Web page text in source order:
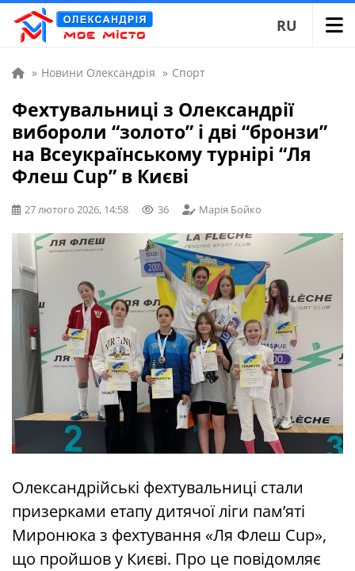
RU
» Новини Олександрія » Спорт
Фехтувальниці з Олександрії
вибороли “золото” і дві “бронзи”
на Всеукраїнському турнірі “Ля
Флеш Cup” в Києві
27 лютого 2026, 14:58 36 Марія Бойко
Олександрійські фехтувальниці стали
призерками етапу дитячої ліги пам’яті
Миронюка з фехтування «Ля Флеш Cup»,
що пройшов у Києві. Про це повідомляє